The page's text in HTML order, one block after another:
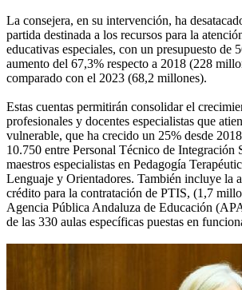
La consejera, en su intervención, ha
partida destinada a los recursos para la
educativas especiales, con un presupuesto de
aumento del 67,3% respecto a 2018 (228
comparado con el 2023 (68,2 millones).
Estas cuentas permitirán consolidar el
profesionales y docentes especialistas que
vulnerable, que ha crecido un 25% desde
10.750 entre Personal Técnico de Integración
maestros especialistas en Pedagogía
Lenguaje y Orientadores. También incluye la
crédito para la contratación de PTIS, (1,7
Agencia Pública Andaluza de Educación
de las 330 aulas específicas puestas en